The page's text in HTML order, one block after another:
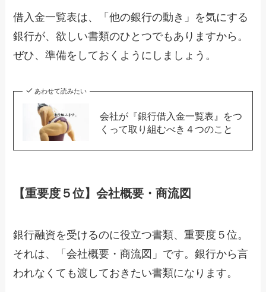
借入金一覧表は、「他の銀行の動き」を気にする
銀行が、欲しい書類のひとつでもありますから。
ぜひ、準備をしておくようにしましょう。
あわせて読みたい
会社が『銀行借入金一覧表』をつ
くって取り組むべき４つのこと
【重要度５位】会社概要・商流図
銀行融資を受けるのに役立つ書類、重要度５位。
それは、「会社概要・商流図」です。銀行から言
われなくても渡しておきたい書類になります。